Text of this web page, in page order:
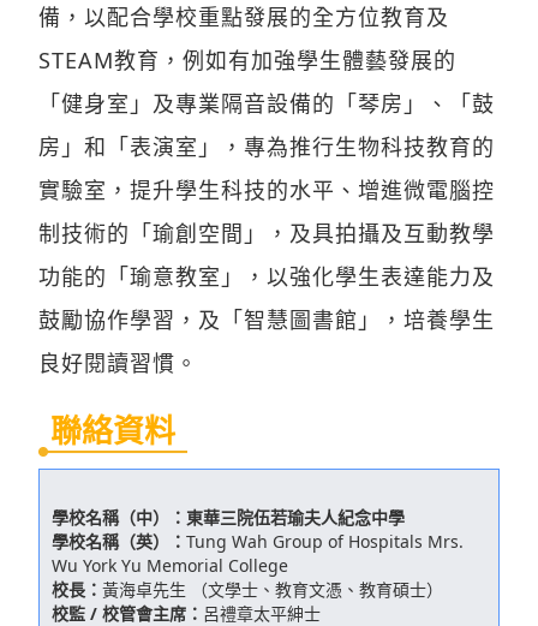
備，以配合學校重點發展的全方位教育及
STEAM教育，例如有加強學生體藝發展的
「健身室」及專業隔音設備的「琴房」、「鼓
房」和「表演室」，專為推行生物科技教育的
實驗室，提升學生科技的水平、增進微電腦控
制技術的「瑜創空間」，及具拍攝及互動教學
功能的「瑜意教室」，以強化學生表達能力及
鼓勵協作學習，及「智慧圖書館」，培養學生
良好閱讀習慣。
聯絡資料
學校名稱（中）： 東華三院伍若瑜夫人紀念中學
學校名稱（英）： Tung Wah Group of Hospitals Mrs.
Wu York Yu Memorial College
校長： 黃海卓先生 （文學士、教育文憑、教育碩士）
校監 / 校管會主席： 呂禮章太平紳士